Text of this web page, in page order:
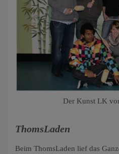
Der Kunst LK
ThomsLaden
Beim ThomsLaden lief das